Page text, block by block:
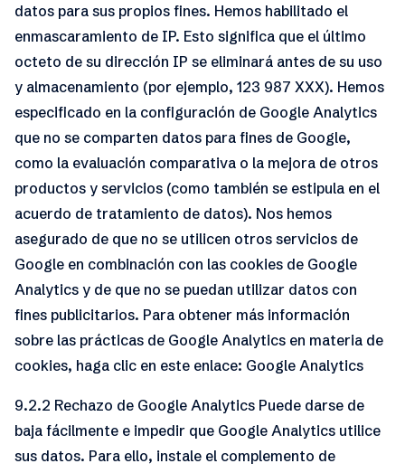
datos para sus propios fines. Hemos habilitado el
enmascaramiento de IP. Esto significa que el último
octeto de su dirección IP se eliminará antes de su uso
y almacenamiento (por ejemplo, 123 987 XXX). Hemos
especificado en la configuración de Google Analytics
que no se comparten datos para fines de Google,
como la evaluación comparativa o la mejora de otros
productos y servicios (como también se estipula en el
acuerdo de tratamiento de datos). Nos hemos
asegurado de que no se utilicen otros servicios de
Google en combinación con las cookies de Google
Analytics y de que no se puedan utilizar datos con
fines publicitarios. Para obtener más información
sobre las prácticas de Google Analytics en materia de
cookies, haga clic en este enlace: Google Analytics
9.2.2 Rechazo de Google Analytics Puede darse de
baja fácilmente e impedir que Google Analytics utilice
sus datos. Para ello, instale el complemento de